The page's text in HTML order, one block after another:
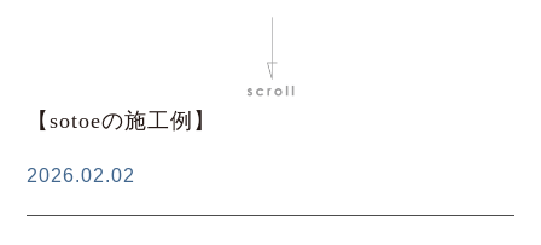
【sotoeの施工例】
2026.02.02